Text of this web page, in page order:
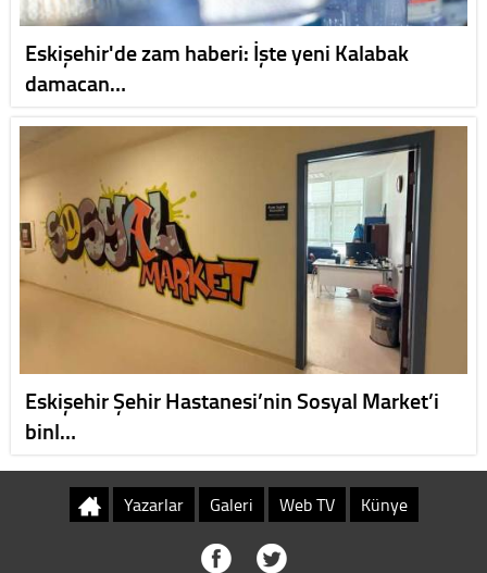
Eskişehir'de zam haberi: İşte yeni Kalabak
damacan…
Eskişehir Şehir Hastanesi’nin Sosyal Market’i
binl…
Yazarlar Galeri Web TV Künye